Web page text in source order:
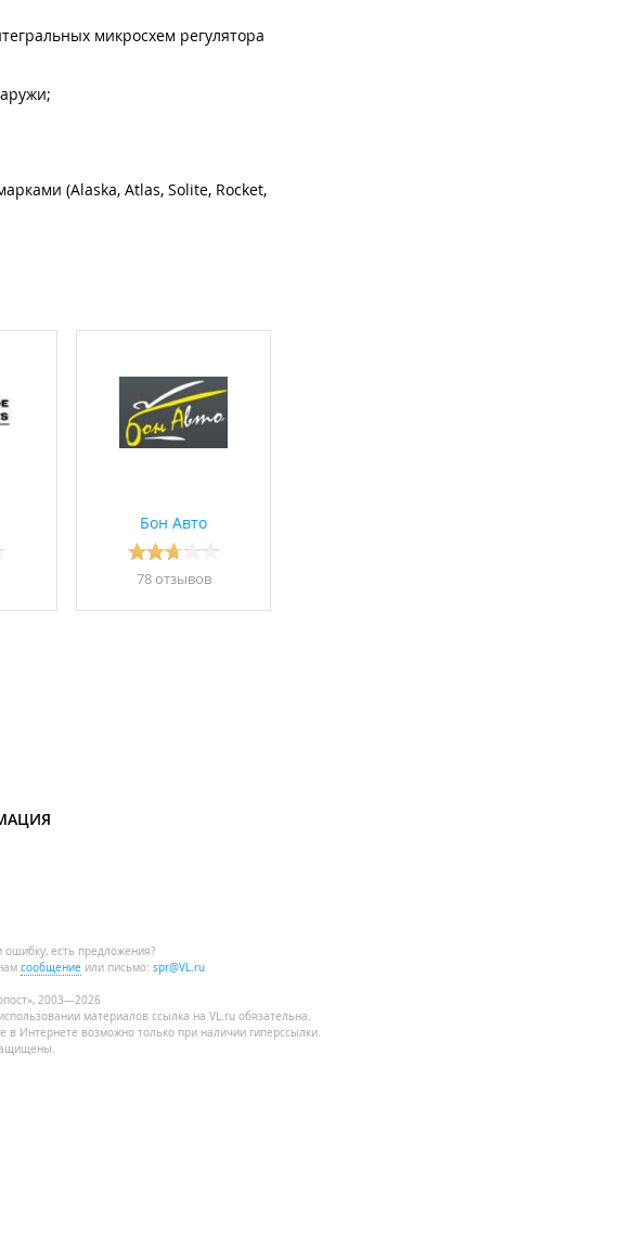
микросхем регулятора
(Alaska, Atlas, Solite, Rocket,
Бон Авто
78 отзывов
есть предложения?
сообщение или письмо: spr@VL.ru
2003—2026
материалов ссылка на VL.ru обязательна.
в Интернете возможно только при наличии гиперссылки.